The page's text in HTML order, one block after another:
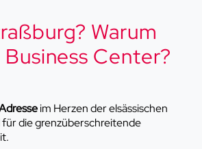
Warum
Business Center?
im Herzen der elsässischen
die grenzüberschreitende